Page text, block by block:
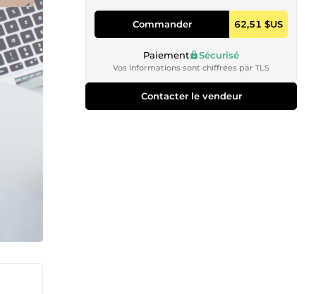
Commander 62,51 $US
Paiement Sécurisé
Vos informations sont chiffrées par TLS
Contacter le vendeur